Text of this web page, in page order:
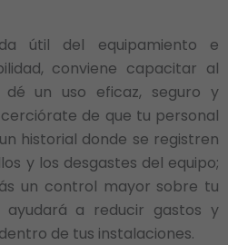
útil del equipamiento e
conviene capacitar al
un uso eficaz, seguro y
de que tu personal
historial donde se registren
y los desgastes del equipo;
un control mayor sobre tu
a reducir gastos y
de tus instalaciones.